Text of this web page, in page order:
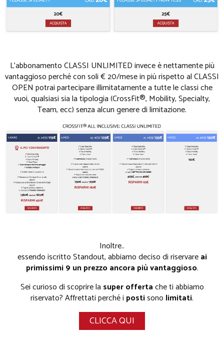
L'abbonamento CLASSI UNLIMITED invece è nettamente più
vantaggioso perché con soli € 20/mese in più rispetto al CLASSI
OPEN potrai partecipare illimitatamente a tutte le classi che
vuoi, qualsiasi sia la tipologia (CrossFit®, Mobility, Specialty,
Team, ecc) senza alcun genere di limitazione.
Inoltre..
essendo iscritto Standout, abbiamo deciso di riservareai
primissimi 9 un prezzo ancora più vantaggioso.
Sei curioso di scoprire la super offertache ti abbiamo
riservato? Affrettati perché i postisono limitati.
CLICCA QUI